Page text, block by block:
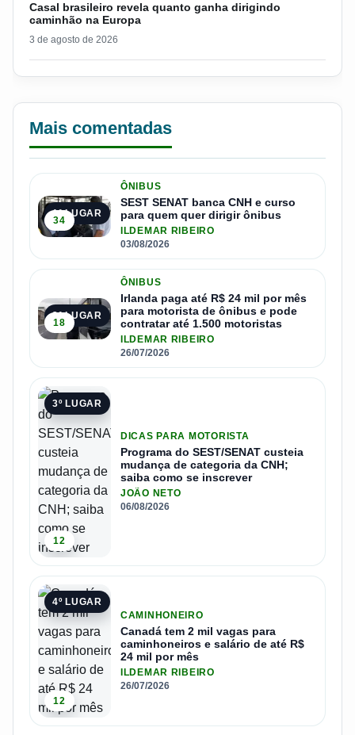
Casal brasileiro revela quanto ganha dirigindo
caminhão na Europa
3 de agosto de 2026
Mais comentadas
1º LUGAR
34
ÔNIBUS
SEST SENAT banca CNH e curso
para quem quer dirigir ônibus
ILDEMAR RIBEIRO
03/08/2026
2º LUGAR
18
ÔNIBUS
Irlanda paga até R$ 24 mil por mês
para motorista de ônibus e pode
contratar até 1.500 motoristas
ILDEMAR RIBEIRO
26/07/2026
3º LUGAR
12
DICAS PARA MOTORISTA
Programa do SEST/SENAT custeia
mudança de categoria da CNH;
saiba como se inscrever
JOÃO NETO
06/08/2026
4º LUGAR
12
CAMINHONEIRO
Canadá tem 2 mil vagas para
caminhoneiros e salário de até R$
24 mil por mês
ILDEMAR RIBEIRO
26/07/2026